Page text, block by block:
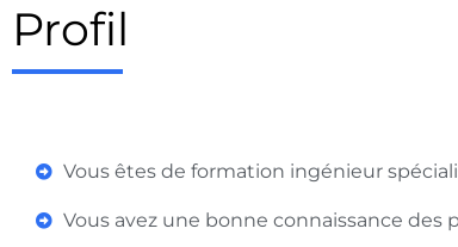
Profil
Vous êtes de formation ingénieur
Vous avez une bonne connaissance des